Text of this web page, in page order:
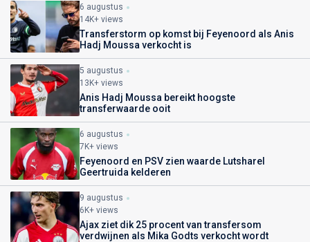
6 augustus
14K+ views
Transferstorm op komst bij Feyenoord als Anis
Hadj Moussa verkocht is
5 augustus
13K+ views
Anis Hadj Moussa bereikt hoogste
transferwaarde ooit
6 augustus
7K+ views
Feyenoord en PSV zien waarde Lutsharel
Geertruida kelderen
9 augustus
6K+ views
Ajax ziet dik 25 procent van transfersom
verdwijnen als Mika Godts verkocht wordt